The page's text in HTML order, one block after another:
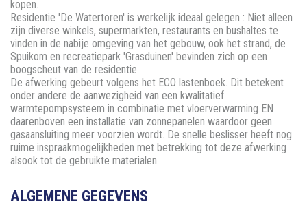
kopen.
Residentie 'De Watertoren' is werkelijk ideaal gelegen : Niet alleen
zijn diverse winkels, supermarkten, restaurants en bushaltes te
vinden in de nabije omgeving van het gebouw, ook het strand, de
Spuikom en recreatiepark 'Grasduinen' bevinden zich op een
boogscheut van de residentie.
De afwerking gebeurt volgens het ECO lastenboek. Dit betekent
onder andere de aanwezigheid van een kwalitatief
warmtepompsysteem in combinatie met vloerverwarming EN
daarenboven een installatie van zonnepanelen waardoor geen
gasaansluiting meer voorzien wordt. De snelle beslisser heeft nog
ruime inspraakmogelijkheden met betrekking tot deze afwerking
alsook tot de gebruikte materialen.
ALGEMENE GEGEVENS